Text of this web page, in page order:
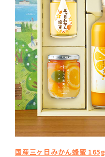
国産三ヶ日みかん蜂蜜 165g